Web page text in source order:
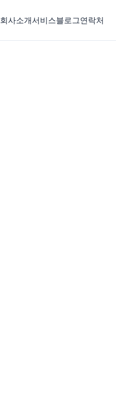
회사소개서비스블로그연락처